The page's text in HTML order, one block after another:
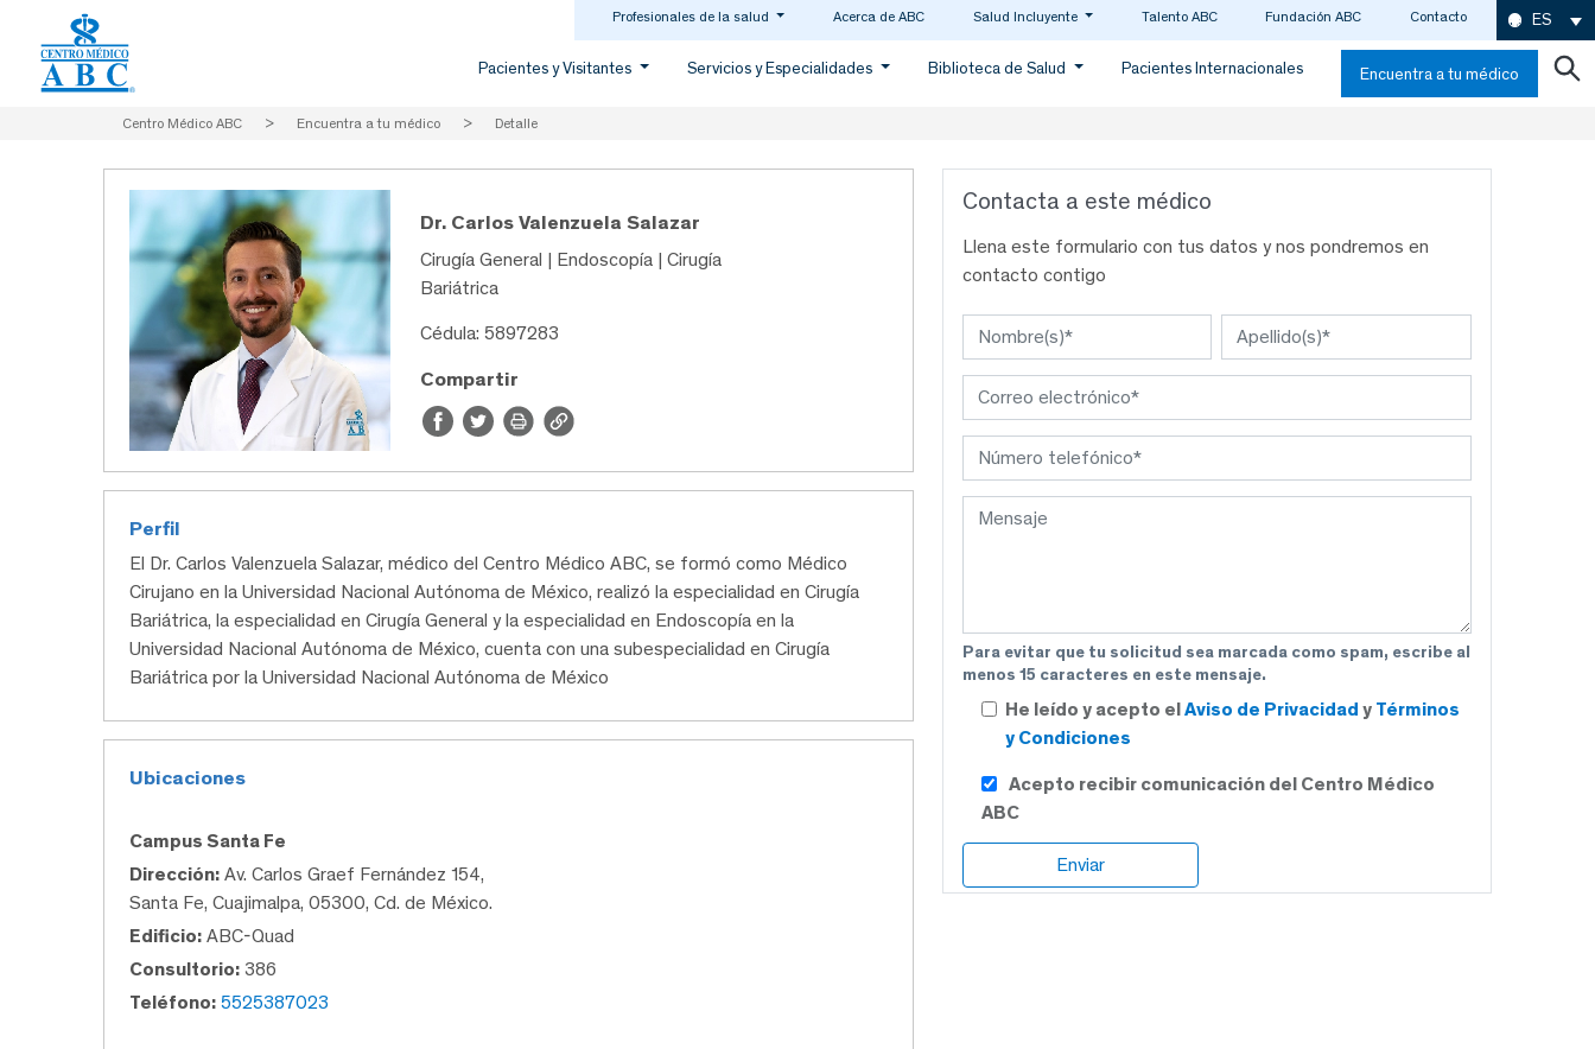
Profesionales de la salud Acerca de ABC Salud Incluyente Talento ABC Fundación ABC Contacto ES
Pacientes y Visitantes Servicios y Especialidades Biblioteca de Salud Pacientes Internacionales Encuentra a tu médico
Centro Médico ABC > Encuentra a tu médico > Detalle
Dr. Carlos Valenzuela Salazar
Cirugía General | Endoscopía | Cirugía
Bariátrica
Cédula: 5897283
Compartir
Perfil
El Dr. Carlos Valenzuela Salazar, médico del Centro Médico ABC, se formó como Médico
Cirujano en la Universidad Nacional Autónoma de México, realizó la especialidad en Cirugía
Bariátrica, la especialidad en Cirugía General y la especialidad en Endoscopía en la
Universidad Nacional Autónoma de México, cuenta con una subespecialidad en Cirugía
Bariátrica por la Universidad Nacional Autónoma de México
Ubicaciones
Campus Santa Fe
Dirección: Av. Carlos Graef Fernández 154,
Santa Fe, Cuajimalpa, 05300, Cd. de México.
Edificio: ABC-Quad
Consultorio: 386
Teléfono: 5525387023
Contacta a este médico
Llena este formulario con tus datos y nos pondremos en
contacto contigo
Para evitar que tu solicitud sea marcada como spam, escribe al
menos 15 caracteres en este mensaje.
He leído y acepto elAviso de Privacidad y Términos
y Condiciones
Acepto recibir comunicación del Centro Médico
ABC